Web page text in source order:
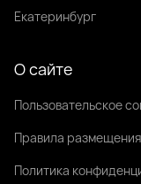
Екатеринбург
О сайте
Пользовательское
Правила
Политика